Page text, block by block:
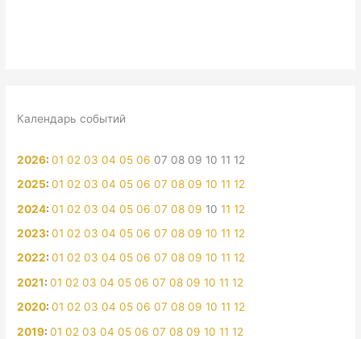
Календарь событий
2026:01 02 03 04 05 06 07 08 09 10 11 12
2025:01 02 03 04 05 06 07 08 09 10 11 12
2024:01 02 03 04 05 06 07 08 09 10 11 12
2023:01 02 03 04 05 06 07 08 09 10 11 12
2022:01 02 03 04 05 06 07 08 09 10 11 12
2021:01 02 03 04 05 06 07 08 09 10 11 12
2020:01 02 03 04 05 06 07 08 09 10 11 12
2019:01 02 03 04 05 06 07 08 09 10 11 12